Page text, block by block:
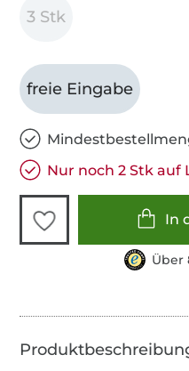
3 Stk
freie Eingabe
Nur noch 2 Stk auf
In
Über